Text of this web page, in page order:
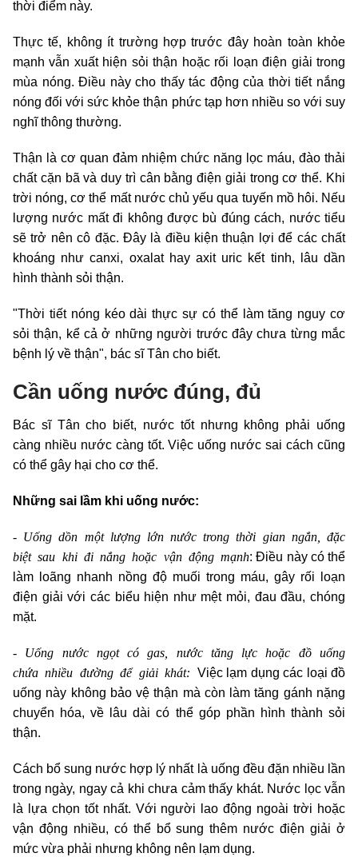
thời điểm này.
Thực tế, không ít trường hợp trước đây hoàn toàn khỏe
mạnh vẫn xuất hiện sỏi thận hoặc rối loạn điện giải trong
mùa nóng. Điều này cho thấy tác động của thời tiết nắng
nóng đối với sức khỏe thận phức tạp hơn nhiều so với suy
nghĩ thông thường.
Thận là cơ quan đảm nhiệm chức năng lọc máu, đào thải
chất cặn bã và duy trì cân bằng điện giải trong cơ thể. Khi
trời nóng, cơ thể mất nước chủ yếu qua tuyến mồ hôi. Nếu
lượng nước mất đi không được bù đúng cách, nước tiểu
sẽ trở nên cô đặc. Đây là điều kiện thuận lợi để các chất
khoáng như canxi, oxalat hay axit uric kết tinh, lâu dần
hình thành sỏi thận.
"Thời tiết nóng kéo dài thực sự có thể làm tăng nguy cơ
sỏi thận, kể cả ở những người trước đây chưa từng mắc
bệnh lý về thận", bác sĩ Tân cho biết.
Cần uống nước đúng, đủ
Bác sĩ Tân cho biết, nước tốt nhưng không phải uống
càng nhiều nước càng tốt. Việc uống nước sai cách cũng
có thể gây hại cho cơ thể.
Những sai lầm khi uống nước:
- Uống dồn một lượng lớn nước trong thời gian ngắn, đặc
biệt sau khi đi nắng hoặc vận động mạnh: Điều này có thể
làm loãng nhanh nồng độ muối trong máu, gây rối loạn
điện giải với các biểu hiện như mệt mỏi, đau đầu, chóng
mặt.
- Uống nước ngọt có gas, nước tăng lực hoặc đồ uống
chứa nhiều đường để giải khát: Việc lạm dụng các loại đồ
uống này không bảo vệ thận mà còn làm tăng gánh nặng
chuyển hóa, về lâu dài có thể góp phần hình thành sỏi
thận.
Cách bổ sung nước hợp lý nhất là uống đều đặn nhiều lần
trong ngày, ngay cả khi chưa cảm thấy khát. Nước lọc vẫn
là lựa chọn tốt nhất. Với người lao động ngoài trời hoặc
vận động nhiều, có thể bổ sung thêm nước điện giải ở
mức vừa phải nhưng không nên lạm dụng.